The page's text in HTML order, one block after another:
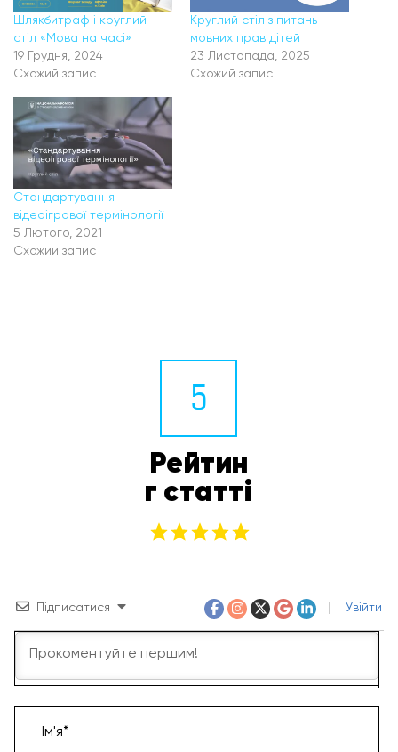
Шлякбитраф і круглий
стіл «Мова на часі»
19 Грудня, 2024
Схожий запис
Круглий стіл з питань
мовних прав дітей
23 Листопада, 2025
Схожий запис
Стандартування
відеоігрової термінології
5 Лютого, 2021
Схожий запис
5
Рейтин
г статті
Підписатися Увійти
Ім'я*